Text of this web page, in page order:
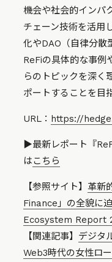
機会や社会的インパ
チェーン技術を活用
化やDAO（自律分散
ReFiの具体的な事例
らのトピックを深く
ポートすることを目
URL： https://
▶︎最新レポート『
はこちら
【参照サイト】革新
Finance」の全貌に
Ecosystem Report
【関連記事】 デジタ
Web3時代の女性ロ